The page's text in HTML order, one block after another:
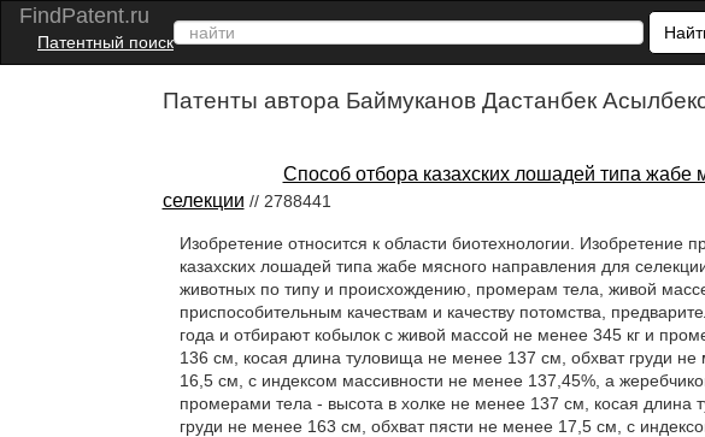
FindPatent.ru
Патентный поиск
Патенты автора Баймуканов Дастанбек
Способ отбора казахских лошадей типа жабе
селекции // 2788441
Изобретение относится к области биотехнологии. Изобретение
казахских лошадей типа жабе мясного направления для
животных по типу и происхождению, промерам тела, живой
приспособительным качествам и качеству потомства,
года и отбирают кобылок с живой массой не менее 345 кг и
136 см, косая длина туловища не менее 137 см, обхват груди
16,5 см, с индексом массивности не менее 137,45%, а
промерами тела - высота в холке не менее 137 см, косая длина
груди не менее 163 см, обхват пясти не менее 17,5 см, с